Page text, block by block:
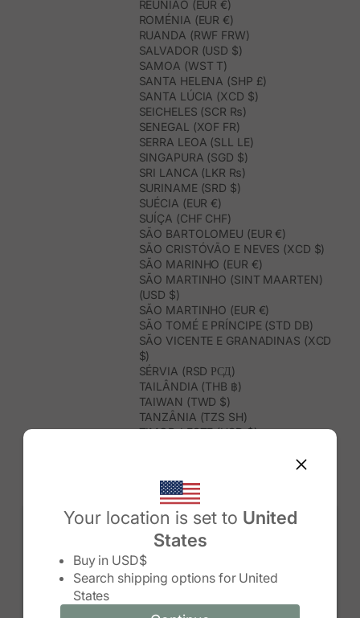
Your location is set to United
States
Buy in USD$
Search shipping options for United
States
Change country/region
REUNIÃO (EUR €)
ROMÉNIA (EUR €)
RUANDA (RWF FRW)
SALVADOR (USD $)
SAMOA (WST T)
SANTA HELENA (SHP £)
SANTA LÚCIA (XCD $)
SEICHELES (SCR ₨)
SENEGAL (XOF FR)
SERRA LEOA (SLL LE)
SINGAPURA (SGD $)
SRI LANCA (LKR ₨)
SURINAME (SRD $)
SUÉCIA (EUR €)
SUÍÇA (CHF CHF)
SÃO BARTOLOMEU (EUR €)
SÃO CRISTÓVÃO E NEVES (XCD $)
SÃO MARINHO (EUR €)
SÃO MARTINHO (SINT MAARTEN)
(USD $)
SÃO MARTINHO (EUR €)
SÃO TOMÉ E PRÍNCIPE (STD DB)
SÃO VICENTE E GRANADINAS (XCD
$)
SÉRVIA (RSD РСД)
TAILÂNDIA (THB ฿)
TAIWAN (TWD $)
TANZÂNIA (TZS SH)
TIMOR-LESTE (USD $)
TRINDADE E TOBAGO (TTD $)
TUNÍSIA (USD $)
TURQUEMENISTÃO (USD $)
TURQUIA (TRY ₺)
TUVALU (AUD $)
UGANDA (UGX USH)
URUGUAI (UYU $U)
USBEQUISTÃO (UZS SO'M)
VENEZUELA (USD $)